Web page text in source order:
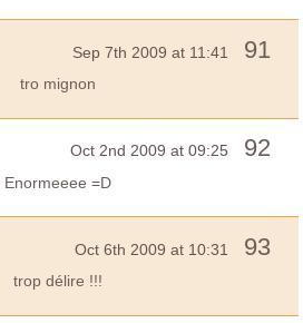
Sep 7th 2009 at 11:41 91
tro mignon
Oct 2nd 2009 at 09:25 92
Enormeeee =D
Oct 6th 2009 at 10:31 93
trop délire !!!